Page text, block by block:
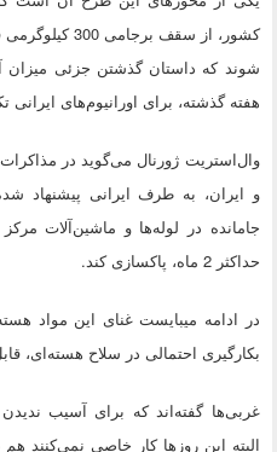
کشور، از سقف
شوند که داستان گذشتن جزئی
هفته گذشته، برای اورانیوم‌های ایرانی
وال‌استریت ژورنال می‌گوید در
جامانده در لوله‌ها و ماشین‌آلات
حداکثر 2 ماه، پاکسازی کند.
در ادامه میبایست غنای این مواد
بکارگیری احتمالی در سلاح هسته‌ای،
غربی‌ها گفته‌اند که برای آسیب
البته این روزها کار خاصی نمی‌کنند